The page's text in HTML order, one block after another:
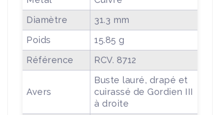
Diamètre
31.3 mm
Poids
15.85 g
Référence
RCV. 8712
Avers
Buste lauré, drapé et
cuirassé de Gordien III
à droite